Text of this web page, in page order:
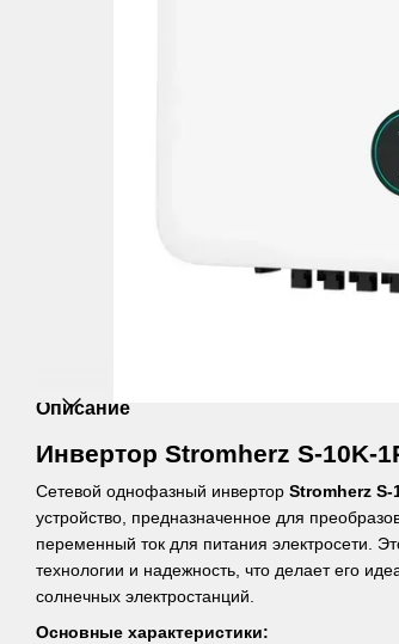
Описание
Инвертор Stromherz S-10K-
Сетевой однофазный инвертор Stromherz S-
устройство, предназначенное для
переменный ток для питания электросети.
технологии и надежность, что делает его
солнечных электростанций.
Основные характеристики: